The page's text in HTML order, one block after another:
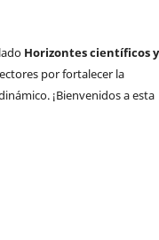
Horizontes científicos y
por fortalecer la
¡Bienvenidos a esta